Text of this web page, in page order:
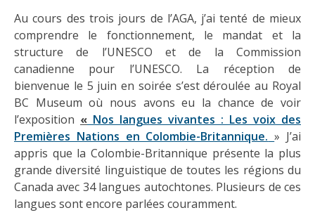
Au cours des trois jours de l’AGA, j’ai tenté de mieux
comprendre le fonctionnement, le mandat et la
structure de l’UNESCO et de la Commission
canadienne pour l’UNESCO. La réception de
bienvenue le 5 juin en soirée s’est déroulée au Royal
BC Museum où nous avons eu la chance de voir
l’exposition « Nos langues vivantes : Les voix des
Premières Nations en Colombie-Britannique. » J’ai
appris que la Colombie-Britannique présente la plus
grande diversité linguistique de toutes les régions du
Canada avec 34 langues autochtones. Plusieurs de ces
langues sont encore parlées couramment.